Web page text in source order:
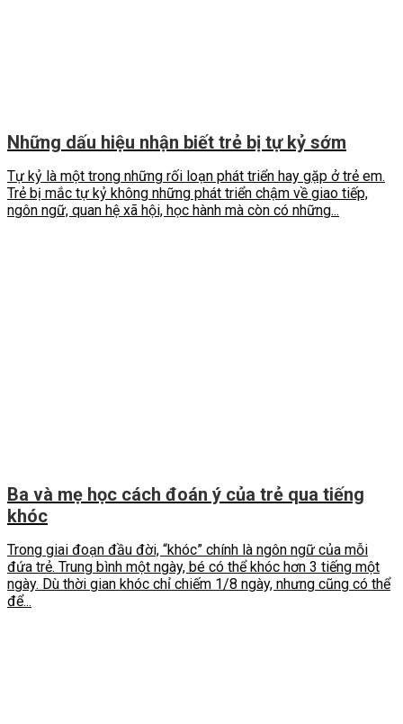
Những dấu hiệu nhận biết trẻ bị tự kỷ sớm
Tự kỷ là một trong những rối loạn phát triển hay gặp ở trẻ em.
Trẻ bị mắc tự kỷ không những phát triển chậm về giao tiếp,
ngôn ngữ, quan hệ xã hội, học hành mà còn có những...
Ba và mẹ học cách đoán ý của trẻ qua tiếng
khóc
Trong giai đoạn đầu đời, “khóc” chính là ngôn ngữ của mỗi
đứa trẻ. Trung bình một ngày, bé có thể khóc hơn 3 tiếng một
ngày. Dù thời gian khóc chỉ chiếm 1/8 ngày, nhưng cũng có thể
để...